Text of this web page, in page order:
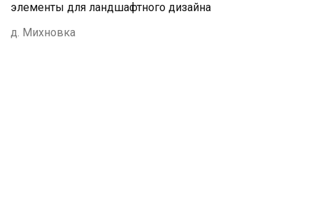
элементы для ландшафтного дизайна
д. Михновка